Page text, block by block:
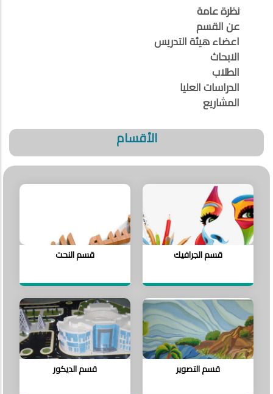
نظرة عامة
عن القسم
اعضاء هيئة التدريس
الابحاث
الطلاب
الدراسات العليا
المشاريع
الأقسام
قسم الجرافيك قسم النحت
قسم التصوير قسم الديكور